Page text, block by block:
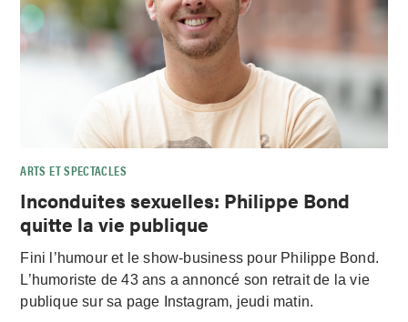
ARTS ET SPECTACLES
Inconduites sexuelles: Philippe Bond
quitte la vie publique
Fini l’humour et le show-business pour Philippe Bond.
L’humoriste de 43 ans a annoncé son retrait de la vie
publique sur sa page Instagram, jeudi matin.